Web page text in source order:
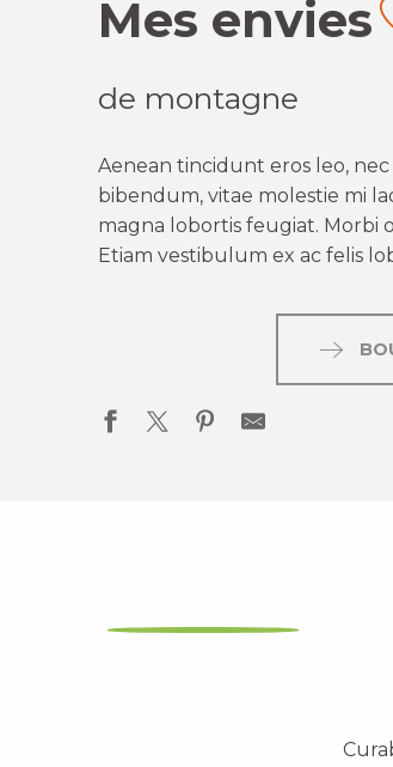
Mes envies
de montagne
Aenean tincidunt eros leo,
bibendum, vitae molestie mi
magna lobortis feugiat. Morbi
Etiam vestibulum ex ac felis